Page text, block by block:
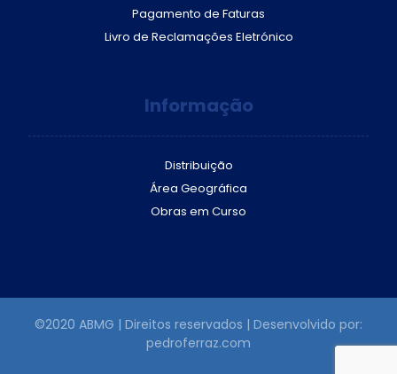
Pagamento de Faturas
Livro de Reclamações Eletrónico
Informação
Distribuição
Área Geográfica
Obras em Curso
©2020 ABMG | Direitos reservados | Desenvolvido por:
pedroferraz.com